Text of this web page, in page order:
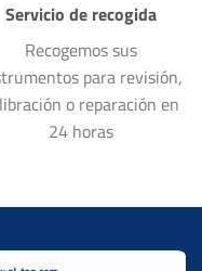
Servicio de recogida
Recogemos sus
para revisión,
o reparación en
24 horas